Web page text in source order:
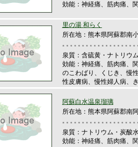
効能：神経痛、筋肉痛、
里の湯 和らく
所在地：熊本県阿蘇郡南
泉質：含硫黄・ナトリウ
効能：神経痛、筋肉痛、
のこわばり、くじき、慢
性皮膚病、慢性婦人病、
阿蘇白水温泉瑠璃
所在地：熊本県阿蘇郡南
泉質：ナトリウム・炭酸
効能：神経痛、筋肉痛、